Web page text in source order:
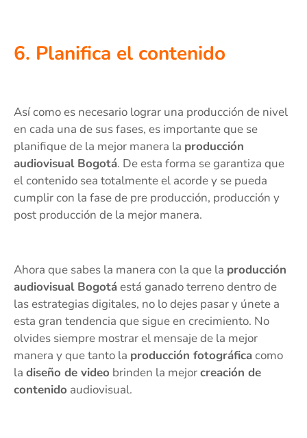
6. Planifica el contenido
Así como es necesario lograr una producción de nivel
en cada una de sus fases, es importante que se
planifique de la mejor manera la producción
audiovisual Bogotá. De esta forma se garantiza que
el contenido sea totalmente el acorde y se pueda
cumplir con la fase de pre producción, producción y
post producción de la mejor manera.
Ahora que sabes la manera con la que la producción
audiovisual Bogotáestá ganado terreno dentro de
las estrategias digitales, no lo dejes pasar y únete a
esta gran tendencia que sigue en crecimiento. No
olvides siempre mostrar el mensaje de la mejor
manera y que tanto la producción fotográficacomo
la diseño de video brinden la mejorcreación de
contenido audiovisual.